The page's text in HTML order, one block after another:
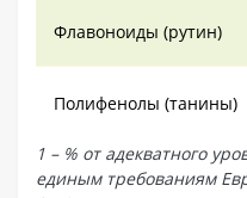
Флавоноиды (рутин)
Полифенолы (танины)
1 – % от адекватного
единым требованиям